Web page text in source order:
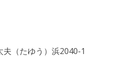
（たゆう）浜2040-1